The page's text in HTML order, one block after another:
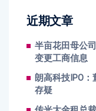
近期文章
半亩花田母公
变更工商信息
朗高科技IPO
存疑